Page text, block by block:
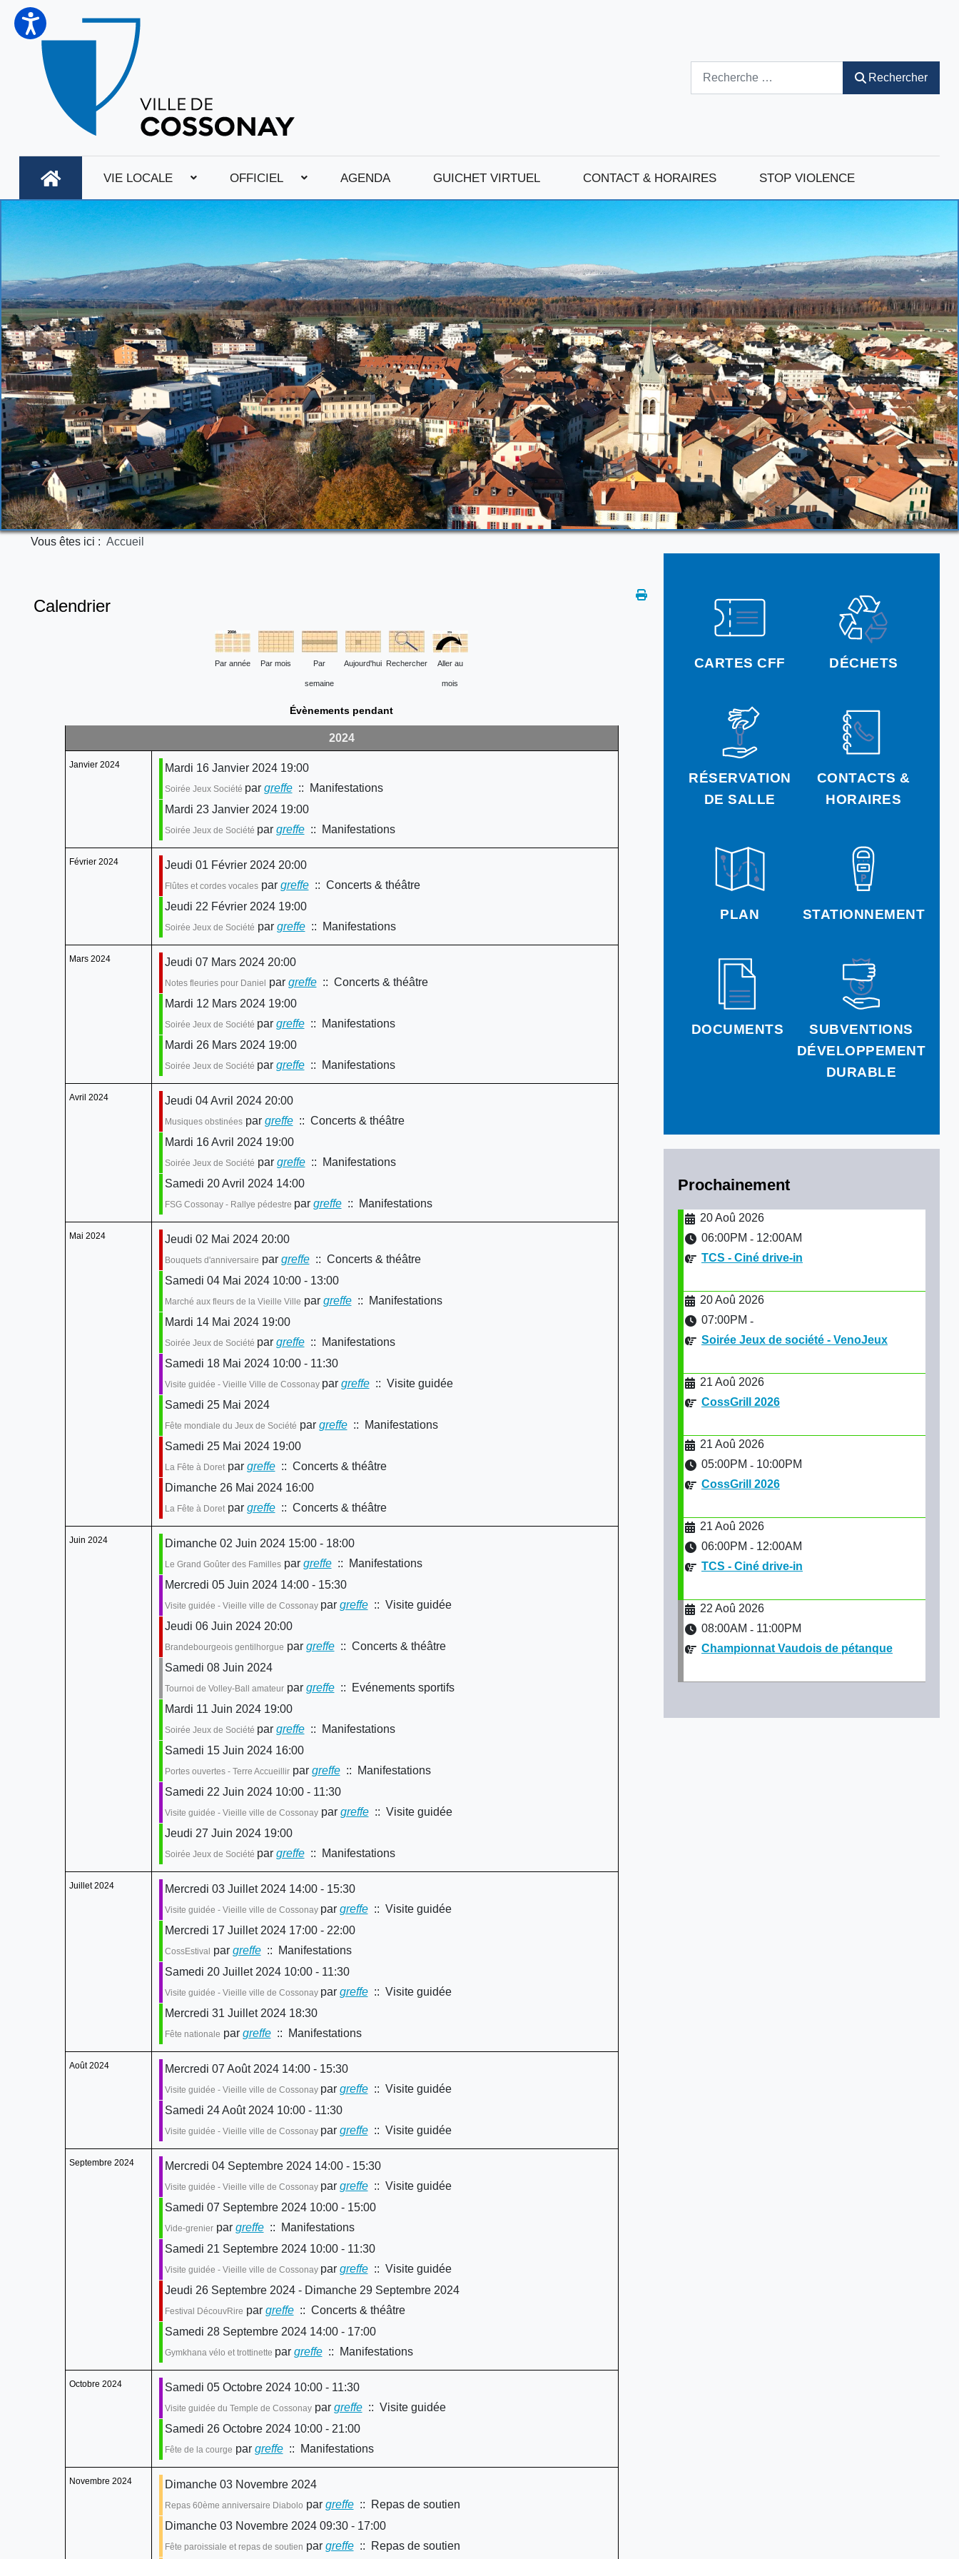
Rechercher
VIE LOCALE OFFICIEL AGENDA GUICHET VIRTUEL CONTACT & HORAIRES STOP VIOLENCE
Vous êtes ici : Accueil
CARTES CFF DÉCHETS
RÉSERVATION
DE SALLE
CONTACTS &
HORAIRES
PLAN STATIONNEMENT
DOCUMENTS
SUBVENTIONS
DÉVELOPPEMENT
DURABLE
Prochainement
20 Aoû 2026
06:00PM - 12:00AM
TCS - Ciné drive-in
20 Aoû 2026
07:00PM -
Soirée Jeux de société - VenoJeux
21 Aoû 2026
CossGrill 2026
21 Aoû 2026
05:00PM - 10:00PM
CossGrill 2026
21 Aoû 2026
06:00PM - 12:00AM
TCS - Ciné drive-in
22 Aoû 2026
08:00AM - 11:00PM
Championnat Vaudois de pétanque
Calendrier
Par année Par mois Par
semaine
Aujourd'hui Rechercher Aller au
mois
Évènements pendant
2024
Janvier 2024 Mardi 16 Janvier 2024 19:00
Soirée Jeux Société par greffe:: Manifestations
Mardi 23 Janvier 2024 19:00
Soirée Jeux de Société par greffe:: Manifestations
Février 2024 Jeudi 01 Février 2024 20:00
Flûtes et cordes vocalespar greffe:: Concerts & théâtre
Jeudi 22 Février 2024 19:00
Soirée Jeux de Société par greffe:: Manifestations
Mars 2024 Jeudi 07 Mars 2024 20:00
Notes fleuries pour Daniel par greffe:: Concerts & théâtre
Mardi 12 Mars 2024 19:00
Soirée Jeux de Société par greffe:: Manifestations
Mardi 26 Mars 2024 19:00
Soirée Jeux de Société par greffe:: Manifestations
Avril 2024 Jeudi 04 Avril 2024 20:00
Musiques obstinéespar greffe:: Concerts & théâtre
Mardi 16 Avril 2024 19:00
Soirée Jeux de Société par greffe:: Manifestations
Samedi 20 Avril 2024 14:00
FSG Cossonay - Rallye pédestre par greffe:: Manifestations
Mai 2024 Jeudi 02 Mai 2024 20:00
Bouquets d'anniversaire par greffe:: Concerts & théâtre
Samedi 04 Mai 2024 10:00 - 13:00
Marché aux fleurs de la Vieille Ville par greffe:: Manifestations
Mardi 14 Mai 2024 19:00
Soirée Jeux de Société par greffe:: Manifestations
Samedi 18 Mai 2024 10:00 - 11:30
Visite guidée - Vieille Ville de Cossonay par greffe:: Visite guidée
Samedi 25 Mai 2024
Fête mondiale du Jeux de Société par greffe:: Manifestations
Samedi 25 Mai 2024 19:00
La Fête à Doretpar greffe:: Concerts & théâtre
Dimanche 26 Mai 2024 16:00
La Fête à Doretpar greffe:: Concerts & théâtre
Juin 2024 Dimanche 02 Juin 2024 15:00 - 18:00
Le Grand Goûter des Famillespar greffe:: Manifestations
Mercredi 05 Juin 2024 14:00 - 15:30
Visite guidée - Vieille ville de Cossonay par greffe:: Visite guidée
Jeudi 06 Juin 2024 20:00
Brandebourgeois gentilhorgue par greffe:: Concerts & théâtre
Samedi 08 Juin 2024
Tournoi de Volley-Ball amateurpar greffe:: Evénements sportifs
Mardi 11 Juin 2024 19:00
Soirée Jeux de Société par greffe:: Manifestations
Samedi 15 Juin 2024 16:00
Portes ouvertes - Terre Accueillirpar greffe:: Manifestations
Samedi 22 Juin 2024 10:00 - 11:30
Visite guidée - Vieille ville de Cossonaypar greffe:: Visite guidée
Jeudi 27 Juin 2024 19:00
Soirée Jeux de Société par greffe:: Manifestations
Juillet 2024 Mercredi 03 Juillet 2024 14:00 - 15:30
Visite guidée - Vieille ville de Cossonay par greffe:: Visite guidée
Mercredi 17 Juillet 2024 17:00 - 22:00
CossEstival par greffe:: Manifestations
Samedi 20 Juillet 2024 10:00 - 11:30
Visite guidée - Vieille ville de Cossonay par greffe:: Visite guidée
Mercredi 31 Juillet 2024 18:30
Fête nationale par greffe:: Manifestations
Août 2024 Mercredi 07 Août 2024 14:00 - 15:30
Visite guidée - Vieille ville de Cossonay par greffe:: Visite guidée
Samedi 24 Août 2024 10:00 - 11:30
Visite guidée - Vieille ville de Cossonay par greffe:: Visite guidée
Septembre 2024 Mercredi 04 Septembre 2024 14:00 - 15:30
Visite guidée - Vieille ville de Cossonay par greffe:: Visite guidée
Samedi 07 Septembre 2024 10:00 - 15:00
Vide-grenierpar greffe:: Manifestations
Samedi 21 Septembre 2024 10:00 - 11:30
Visite guidée - Vieille ville de Cossonay par greffe:: Visite guidée
Jeudi 26 Septembre 2024 - Dimanche 29 Septembre 2024
Festival DécouvRire par greffe:: Concerts & théâtre
Samedi 28 Septembre 2024 14:00 - 17:00
Gymkhana vélo et trottinette par greffe:: Manifestations
Octobre 2024 Samedi 05 Octobre 2024 10:00 - 11:30
Visite guidée du Temple de Cossonaypar greffe:: Visite guidée
Samedi 26 Octobre 2024 10:00 - 21:00
Fête de la courge par greffe:: Manifestations
Novembre 2024 Dimanche 03 Novembre 2024
Repas 60ème anniversaire Diabolo par greffe:: Repas de soutien
Dimanche 03 Novembre 2024 09:30 - 17:00
Fête paroissiale et repas de soutien par greffe:: Repas de soutien